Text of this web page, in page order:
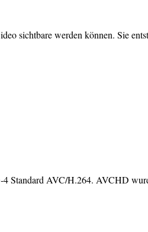
sichtbare werden können. Sie
Standard AVC/H.264. AVCHD